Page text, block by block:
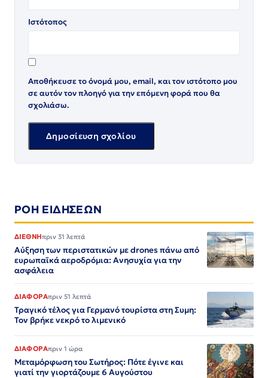
Ιστότοπος
Αποθήκευσε το όνομά μου, email, και τον ιστότοπο μου
σε αυτόν τον πλοηγό για την επόμενη φορά που θα
σχολιάσω.
ΡΟΗ ΕΙΔΗΣΕΩΝ
ΔΙΕΘΝΗπριν 31 λεπτά
Αύξηση των περιστατικών με drones πάνω από
ευρωπαϊκά αεροδρόμια: Ανησυχία για την
ασφάλεια
ΔΙΑΦΟΡΑπριν 51 λεπτά
Τραγικό τέλος για Γερμανό τουρίστα στη Συμη:
Τον βρήκε νεκρό το λιμενικό
ΔΙΑΦΟΡΑπριν 1 ώρα
Μεταμόρφωση του Σωτήρος: Πότε έγινε και
γιατί την γιορτάζουμε 6 Αυγούστου